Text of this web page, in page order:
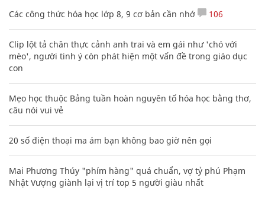
Các công thức hóa học lớp 8, 9 cơ bản cần nhớ 106
Clip lột tả chân thực cảnh anh trai và em gái như 'chó với
mèo', người tinh ý còn phát hiện một vấn đề trong giáo dục
con
Mẹo học thuộc Bảng tuần hoàn nguyên tố hóa học bằng thơ,
câu nói vui vẻ
20 số điện thoại ma ám bạn không bao giờ nên gọi
Mai Phương Thúy "phím hàng" quá chuẩn, vợ tỷ phú Phạm
Nhật Vượng giành lại vị trí top 5 người giàu nhất